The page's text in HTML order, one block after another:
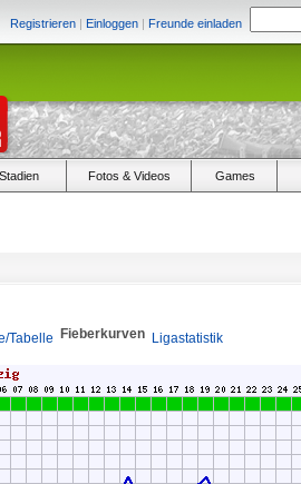
Registrieren | Einloggen | Freunde einladen
Stadien Fotos & Videos Games
Tabelle Fieberkurven Ligastatistik